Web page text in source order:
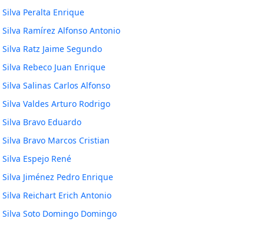
Silva Peralta Enrique
Silva Ramírez Alfonso Antonio
Silva Ratz Jaime Segundo
Silva Rebeco Juan Enrique
Silva Salinas Carlos Alfonso
Silva Valdes Arturo Rodrigo
Silva Bravo Eduardo
Silva Bravo Marcos Cristian
Silva Espejo René
Silva Jiménez Pedro Enrique
Silva Reichart Erich Antonio
Silva Soto Domingo Domingo